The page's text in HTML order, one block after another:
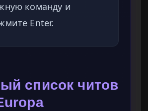
команду и
Enter.
список читов